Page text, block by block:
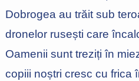
Dobrogea au trăit sub
dronelor rusești care
Oamenii sunt treziți în
copiii noștri cresc cu frica